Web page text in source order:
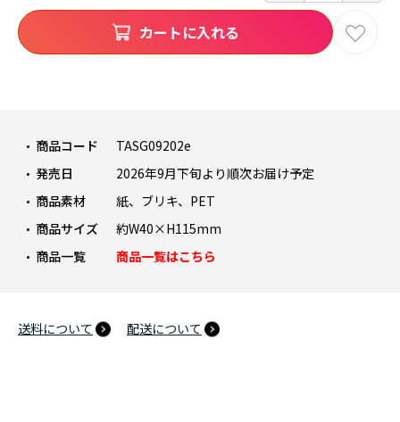
商品コード
TASG09202e
発売日
2026年9月下旬より順次お届け予定
商品素材
紙、ブリキ、PET
商品サイズ
約W40×H115mm
商品一覧
商品一覧はこちら
送料について 配送について
カートに入れる